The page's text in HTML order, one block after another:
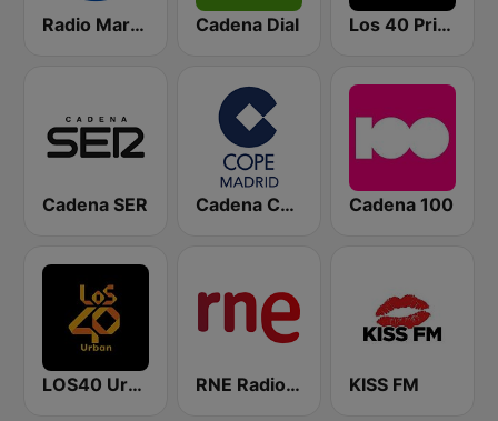
Radio Marca Nacional Cadena Dial Los 40 Principales
Cadena SER Cadena COPE Madrid Cadena 100
LOS40 Urban RNE Radio Nacional KISS FM